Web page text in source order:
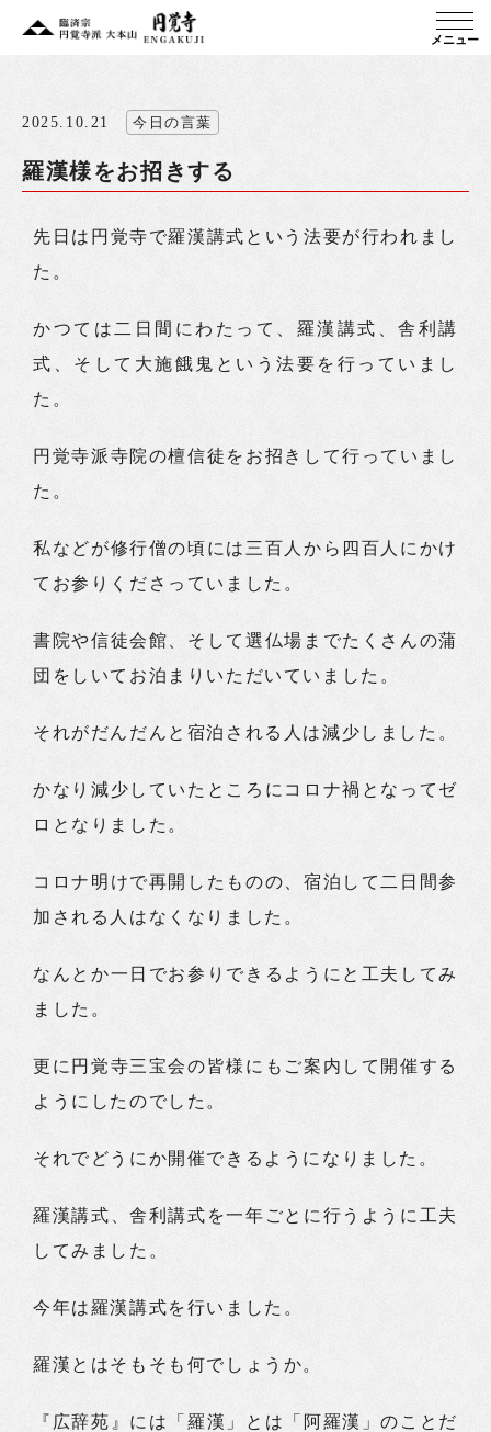
メニュー
2025.10.21 今日の言葉
羅漢様をお招きする
先日は円覚寺で羅漢講式という法要が行われまし
た。
かつては二日間にわたって、羅漢講式、舎利講
式、そして大施餓鬼という法要を行っていまし
た。
円覚寺派寺院の檀信徒をお招きして行っていまし
た。
私などが修行僧の頃には三百人から四百人にかけ
てお参りくださっていました。
書院や信徒会館、そして選仏場までたくさんの蒲
団をしいてお泊まりいただいていました。
それがだんだんと宿泊される人は減少しました。
かなり減少していたところにコロナ禍となってゼ
ロとなりました。
コロナ明けで再開したものの、宿泊して二日間参
加される人はなくなりました。
なんとか一日でお参りできるようにと工夫してみ
ました。
更に円覚寺三宝会の皆様にもご案内して開催する
ようにしたのでした。
それでどうにか開催できるようになりました。
羅漢講式、舎利講式を一年ごとに行うように工夫
してみました。
今年は羅漢講式を行いました。
羅漢とはそもそも何でしょうか。
『広辞苑』には「羅漢」とは「阿羅漢」のことだ